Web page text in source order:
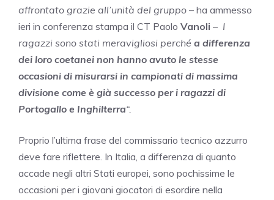
affrontato grazie all’unità del gruppo – ha ammesso
ieri in conferenza stampa il CT Paolo Vanoli – I
ragazzi sono stati meravigliosi perché a differenza
dei loro coetanei non hanno avuto le stesse
occasioni di misurarsi in campionati di massima
divisione come è già successo per i ragazzi di
Portogallo e Inghilterra“.
Proprio l’ultima frase del commissario tecnico azzurro
deve fare riflettere. In Italia, a differenza di quanto
accade negli altri Stati europei, sono pochissime le
occasioni per i giovani giocatori di esordire nella